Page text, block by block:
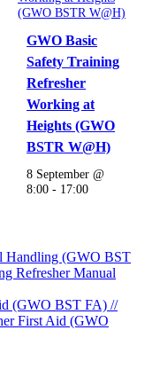
GWO Basic
Safety Training
Refresher
Working at
Heights (GWO
BSTR W@H)
8 September @
8:00 - 17:00
Handling (GWO BST
Refresher Manual
(GWO BST FA) //
First Aid (GWO